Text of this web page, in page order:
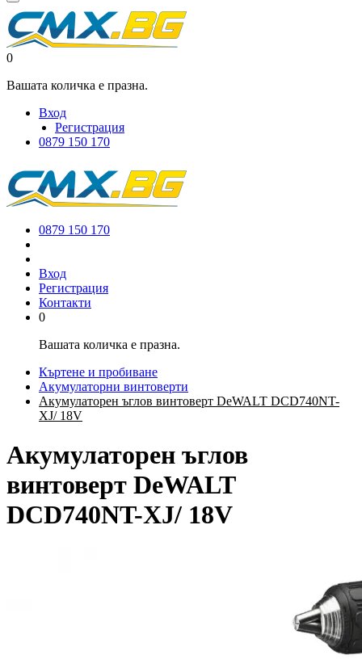
0
Вашата количка е празна.
Вход
Регистрация
0879 150 170
0879 150 170
Вход
Регистрация
Контакти
0
Вашата количка е празна.
Къртене и пробиване
Акумулаторни винтоверти
Акумулаторен ъглов винтоверт DeWALT DCD740NT-
XJ/ 18V
Акумулаторен ъглов
винтоверт DeWALT
DCD740NT-XJ/ 18V